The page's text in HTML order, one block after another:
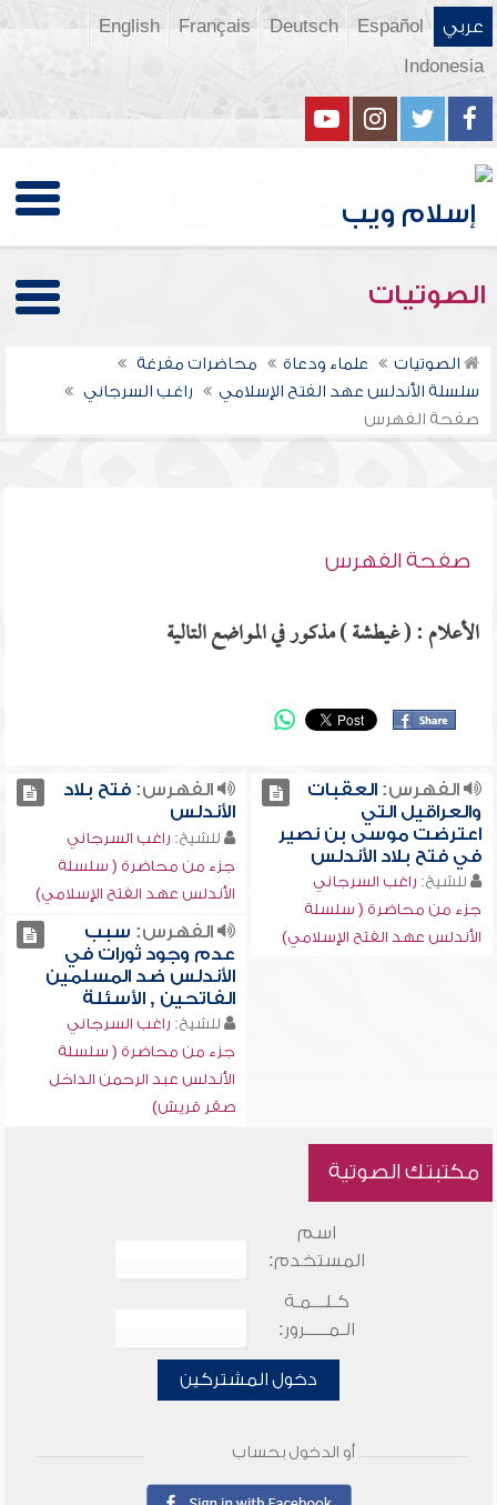
عربي Español
Deutsch
Français
English
Indonesia
الصوتيات
الصوتيات علماء ودعاة
محاضرات مفرغة
سلسلة الأندلس عهد الفتح الإسلامي
راغب السرجاني
صفحة الفهرس
صفحة الفهرس
الأعلام : ( غيطشة ) مذكور في المواضع التالية
الفهرس:العقبات
والعراقيل التي
اعترضت موسى بن نصير
في فتح بلاد الأندلس
للشيخ: راغب السرجاني
جزء من محاضرة ( سلسلة
الأندلس عهد الفتح الإسلامي)
الفهرس:فتح بلاد
الأندلس
للشيخ: راغب السرجاني
جزء من محاضرة ( سلسلة
الأندلس عهد الفتح الإسلامي)
الفهرس: سبب
عدم وجود ثورات في
الأندلس ضد المسلمين
الفاتحين , الأسئلة
للشيخ: راغب السرجاني
جزء من محاضرة ( سلسلة
الأندلس عبد الرحمن الداخل
صقر قريش)
مكتبتك الصوتية
اسم
المستخدم:
كـلـــمـة
الـمـــــرور:
دخول المشتركين
أو الدخول بحساب